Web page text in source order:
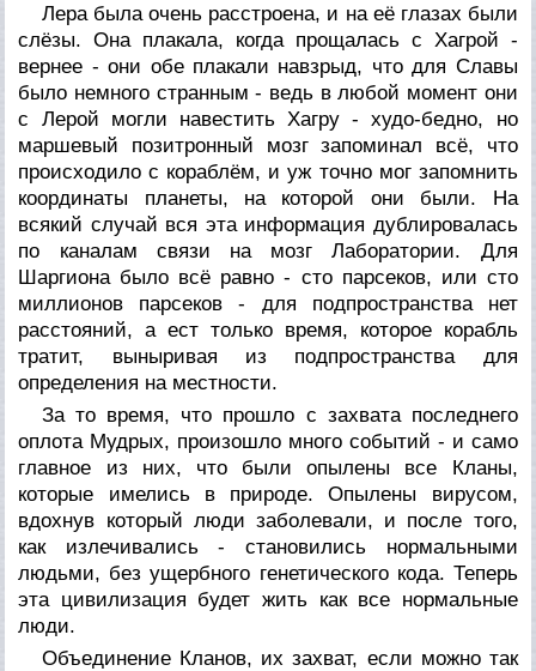
Лера была очень расстроена, и на её глазах были
слёзы. Она плакала, когда прощалась с Хагрой -
вернее - они обе плакали навзрыд, что для Славы
было немного странным - ведь в любой момент они
с Лерой могли навестить Хагру - худо-бедно, но
маршевый позитронный мозг запоминал всё, что
происходило с кораблём, и уж точно мог запомнить
координаты планеты, на которой они были. На
всякий случай вся эта информация дублировалась
по каналам связи на мозг Лаборатории. Для
Шаргиона было всё равно - сто парсеков, или сто
миллионов парсеков - для подпространства нет
расстояний, а ест только время, которое корабль
тратит, выныривая из подпространства для
определения на местности.
За то время, что прошло с захвата последнего
оплота Мудрых, произошло много событий - и само
главное из них, что были опылены все Кланы,
которые имелись в природе. Опылены вирусом,
вдохнув который люди заболевали, и после того,
как излечивались - становились нормальными
людьми, без ущербного генетического кода. Теперь
эта цивилизация будет жить как все нормальные
люди.
Объединение Кланов, их захват, если можно так